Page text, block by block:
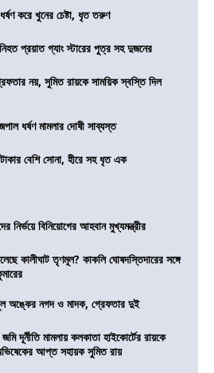
করে খুনের চেষ্টা, ধৃত তরুণ
প্রয়াত গ্যাং স্টারের পুত্র সহ দুজনের
নয়, সুমিত রায়কে সাময়িক স্বস্তি দিল
ধর্ষণ মামলার দোষী সাব্যস্ত
বেশি সোনা, হীরে সহ ধৃত এক
নির্ভয়ে বিনিয়োগের আহবান মুখ্যমন্ত্রীর
কালীঘাট তৃণমূল? কাকলি ঘোষদস্তিদারের সঙ্গে
অঙ্কের নগদ ও মাদক, গ্রেফতার দুই
দূর্নীতি মামলায় কলকাতা হাইকোর্টের রায়কে
আপ্ত সহায়ক সুমিত রায়